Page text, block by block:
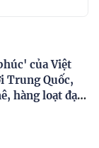
của Việt
Trung Quốc,
hàng loạt đại
rộng diện tích